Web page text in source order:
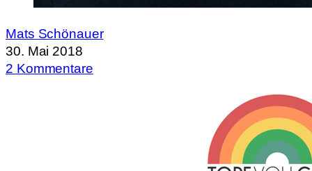
Mats Schönauer
30. Mai 2018
2 Kommentare